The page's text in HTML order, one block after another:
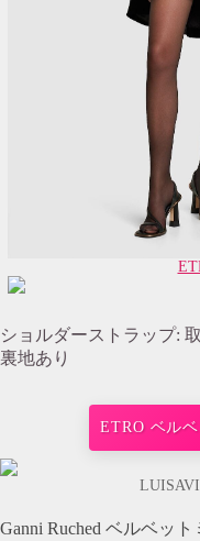
ショルダーストラップ:
裏地あり
ETRO ベル
Ganni Ruched ベルベッ